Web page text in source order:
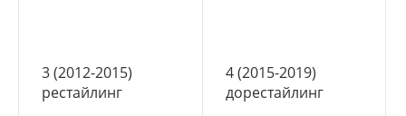
3 (2012-2015)
рестайлинг
4 (2015-2019)
дорестайлинг